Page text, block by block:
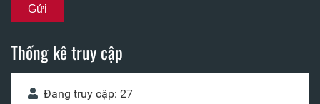
Thống kê truy cập
Đang truy cập: 27